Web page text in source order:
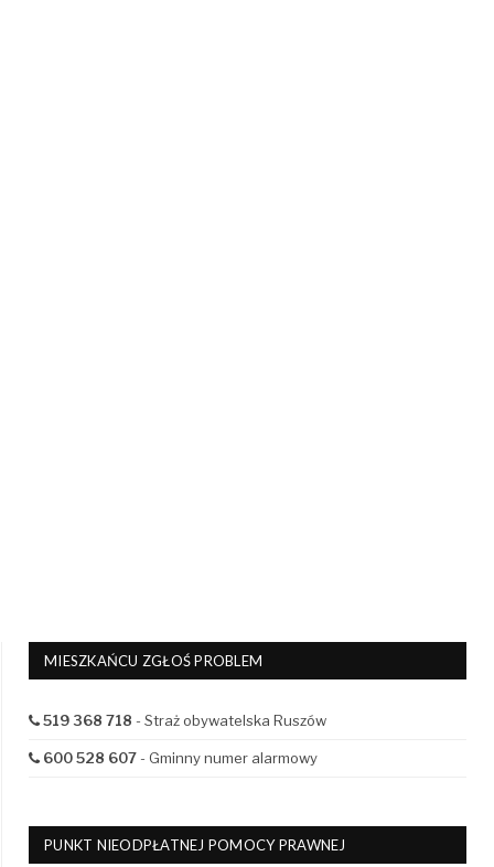
MIESZKAŃCU ZGŁOŚ PROBLEM
519 368 718 - Straż obywatelska Ruszów
600 528 607- Gminny numer alarmowy
PUNKT NIEODPŁATNEJ POMOCY PRAWNEJ